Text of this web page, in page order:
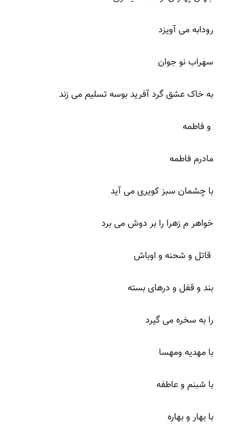
رودابه می آویزد
سهراب نو جوان
به خاک عشق گرد آفرید بوسه تسلیم می زند
و فاطمه
مادرم فاطمه
با چشمان سبز کویری می آید
خواهر م زهرا را بر دوش می برد
قاتل و شحنه و اوباش
بند و قفل و درهای بسته
را به سخره می گیرد
با مهدیه ومهسا
با شبنم و عاطفه
با بهار و بهاره